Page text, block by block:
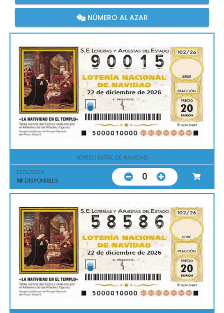
NÚMERO AL AZAR
SORTEO EXTRA. DE NAVIDAD
22/12/2026
10 DISPONIBLES 0